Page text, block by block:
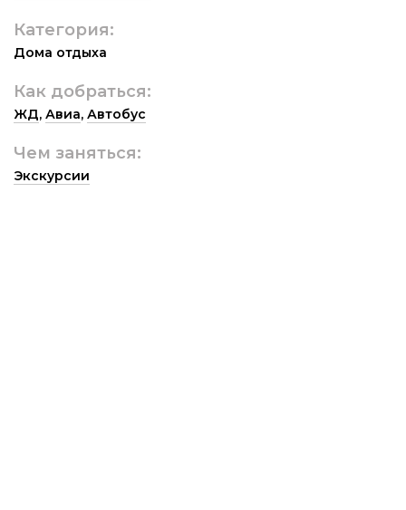
Категория:
Дома отдыха
Как добраться:
ЖД, Авиа, Автобус
Чем заняться:
Экскурсии